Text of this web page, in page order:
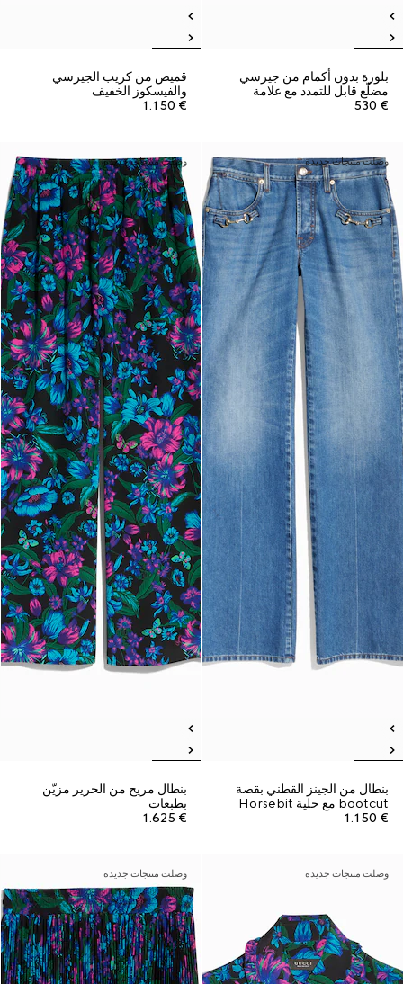
بلوزة بدون أكمام من جيرسي
مضلّع قابل للتمدد مع علامة
€ 530
قميص من كريب الجيرسي
والفيسكوز الخفيف
€ 1.150
وصلت منتجات جديدة
بنطال من الجينز القطني بقصة
bootcut مع حلية Horsebit
€ 1.150
وصلت منتجات جديدة
بنطال مريح من الحرير مزيّن
بطبعات
€ 1.625
وصلت منتجات جديدة وصلت منتجات جديدة